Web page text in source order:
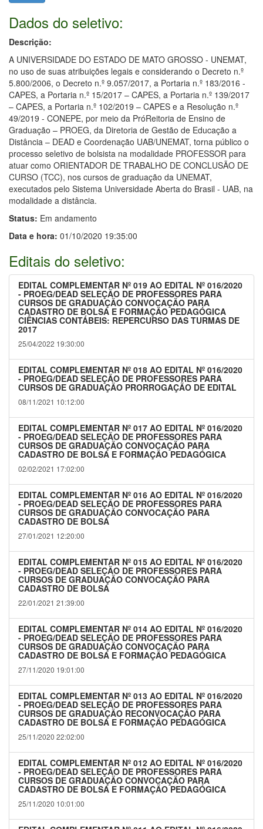
Dados do seletivo:
Descrição:
A UNIVERSIDADE DO ESTADO DE MATO GROSSO - UNEMAT,
no uso de suas atribuições legais e considerando o Decreto n.º
5.800/2006, o Decreto n.º 9.057/2017, a Portaria n.º 183/2016 -
CAPES, a Portaria n.º 15/2017 – CAPES, a Portaria n.º 139/2017
– CAPES, a Portaria n.º 102/2019 – CAPES e a Resolução n.º
49/2019 - CONEPE, por meio da PróReitoria de Ensino de
Graduação – PROEG, da Diretoria de Gestão de Educação a
Distância – DEAD e Coordenação UAB/UNEMAT, torna público o
processo seletivo de bolsista na modalidade PROFESSOR para
atuar como ORIENTADOR DE TRABALHO DE CONCLUSÃO DE
CURSO (TCC), nos cursos de graduação da UNEMAT,
executados pelo Sistema Universidade Aberta do Brasil - UAB, na
modalidade a distância.
Status: Em andamento
Data e hora: 01/10/2020 19:35:00
Editais do seletivo:
EDITAL COMPLEMENTAR Nº 019 AO EDITAL Nº 016/2020
- PROEG/DEAD SELEÇÃO DE PROFESSORES PARA
CURSOS DE GRADUAÇÃO CONVOCAÇÃO PARA
CADASTRO DE BOLSA E FORMAÇÃO PEDAGÓGICA
CIÊNCIAS CONTÁBEIS: REPERCURSO DAS TURMAS DE
2017
25/04/2022 19:30:00
EDITAL COMPLEMENTAR Nº 018 AO EDITAL Nº 016/2020
- PROEG/DEAD SELEÇÃO DE PROFESSORES PARA
CURSOS DE GRADUAÇÃO PRORROGAÇÃO DE EDITAL
08/11/2021 10:12:00
EDITAL COMPLEMENTAR Nº 017 AO EDITAL Nº 016/2020
- PROEG/DEAD SELEÇÃO DE PROFESSORES PARA
CURSOS DE GRADUAÇÃO CONVOCAÇÃO PARA
CADASTRO DE BOLSA E FORMAÇÃO PEDAGÓGICA
02/02/2021 17:02:00
EDITAL COMPLEMENTAR Nº 016 AO EDITAL Nº 016/2020
- PROEG/DEAD SELEÇÃO DE PROFESSORES PARA
CURSOS DE GRADUAÇÃO CONVOCAÇÃO PARA
CADASTRO DE BOLSA
27/01/2021 12:20:00
EDITAL COMPLEMENTAR Nº 015 AO EDITAL Nº 016/2020
- PROEG/DEAD SELEÇÃO DE PROFESSORES PARA
CURSOS DE GRADUAÇÃO CONVOCAÇÃO PARA
CADASTRO DE BOLSA
22/01/2021 21:39:00
EDITAL COMPLEMENTAR Nº 014 AO EDITAL Nº 016/2020
- PROEG/DEAD SELEÇÃO DE PROFESSORES PARA
CURSOS DE GRADUAÇÃO CONVOCAÇÃO PARA
CADASTRO DE BOLSA E FORMAÇÃO PEDAGÓGICA
27/11/2020 19:01:00
EDITAL COMPLEMENTAR Nº 013 AO EDITAL Nº 016/2020
- PROEG/DEAD SELEÇÃO DE PROFESSORES PARA
CURSOS DE GRADUAÇÃO RECONVOCAÇÃO PARA
CADASTRO DE BOLSA E FORMAÇÃO PEDAGÓGICA
25/11/2020 22:02:00
EDITAL COMPLEMENTAR Nº 012 AO EDITAL Nº 016/2020
- PROEG/DEAD SELEÇÃO DE PROFESSORES PARA
CURSOS DE GRADUAÇÃO CONVOCAÇÃO PARA
CADASTRO DE BOLSA E FORMAÇÃO PEDAGÓGICA
25/11/2020 10:01:00